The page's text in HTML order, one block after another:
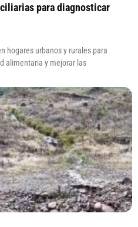
para diagnosticar
hogares urbanos y rurales para
alimentaria y mejorar las